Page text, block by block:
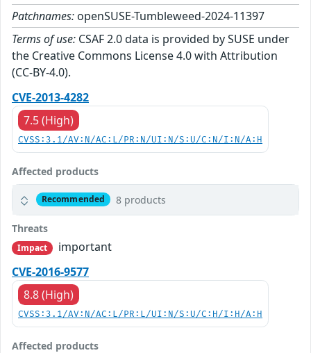
Patchnames: openSUSE-Tumbleweed-2024-11397
Terms of use: CSAF 2.0 data is provided by SUSE under
the Creative Commons License 4.0 with Attribution
(CC-BY-4.0).
CVE-2013-4282
7.5 (High)
CVSS:3.1/AV:N/AC:L/PR:N/UI:N/S:U/C:N/I:N/A:H
Affected products
Recommended 8 products
Threats
Impact
important
CVE-2016-9577
8.8 (High)
CVSS:3.1/AV:N/AC:L/PR:L/UI:N/S:U/C:H/I:H/A:H
Affected products